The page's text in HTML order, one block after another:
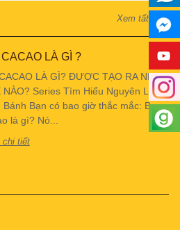
Xem tất cả
LÀ GÌ ?
LÀ GÌ? ĐƯỢC TẠO RA NHƯ
NÀO? Series Tìm Hiểu Nguyên Liệu
Bánh Bạn có bao giờ thắc mắc: Bơ
là gì? Nó...
chi tiết